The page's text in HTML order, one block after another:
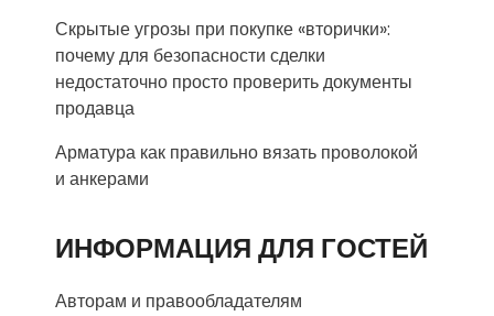
Скрытые угрозы при покупке «вторички»:
почему для безопасности сделки
недостаточно просто проверить документы
продавца
Арматура как правильно вязать проволокой
и анкерами
ИНФОРМАЦИЯ ДЛЯ ГОСТЕЙ
Авторам и правообладателям